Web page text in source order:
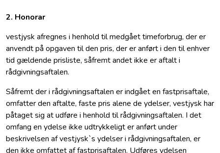
2. Honorar
vestjysk afregnes i henhold til medgået timeforbrug, der er
anvendt på opgaven til den pris, der er anført i den til enhver
tid gældende prisliste, såfremt andet ikke er aftalt i
rådgivningsaftalen.
Såfremt der i rådgivningsaftalen er indgået en fastprisaftale,
omfatter den aftalte, faste pris alene de ydelser, vestjysk har
påtaget sig at udføre i henhold til rådgivningsaftalen. I det
omfang en ydelse ikke udtrykkeligt er anført under
beskrivelsen af vestjysk`s ydelser i rådgivningsaftalen, er
den ikke omfattet af fastprisaftalen. Udføres ydelsen